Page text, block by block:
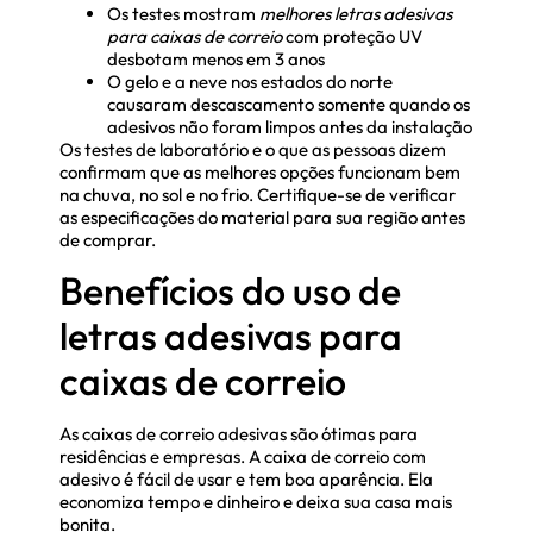
Os testes mostram melhores letras adesivas
para caixas de correiocom proteção UV
desbotam menos em 3 anos
O gelo e a neve nos estados do norte
causaram descascamento somente quando os
adesivos não foram limpos antes da instalação
Os testes de laboratório e o que as pessoas dizem
confirmam que as melhores opções funcionam bem
na chuva, no sol e no frio. Certifique-se de verificar
as especificações do material para sua região antes
de comprar.
Benefícios do uso de
letras adesivas para
caixas de correio
As caixas de correio adesivas são ótimas para
residências e empresas. A caixa de correio com
adesivo é fácil de usar e tem boa aparência. Ela
economiza tempo e dinheiro e deixa sua casa mais
bonita.